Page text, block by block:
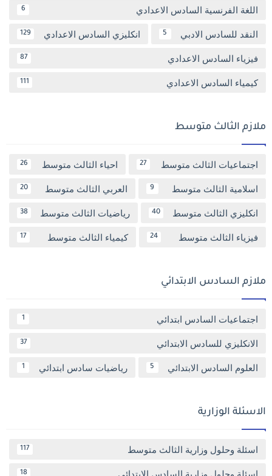
اللغة الفرنسية السادس الاعدادي 6
النقد للسادس الادبي 5 انكليزي السادس الاعدادي 129
فيزياء السادس الاعدادي 87
كيمياء السادس الاعدادي 111
ملازم الثالث متوسط
اجتماعيات الثالث متوسط 27 احياء الثالث متوسط 26
اسلامية الثالث متوسط 9 العربي الثالث متوسط 20
انكليزي الثالث متوسط 40 رياضيات الثالث متوسط 38
فيزياء الثالث متوسط 24 كيمياء الثالث متوسط 17
ملازم السادس الابتدائي
اجتماعيات السادس ابتدائي 1
الانكليزي للسادس الابتدائي 37
العلوم السادس الابتدائي 5 رياضيات سادس ابتدائي 1
الاسئلة الوزارية
اسئلة وحلول وزارية الثالث متوسط 117
اسئلة وحلول وزارية السادس الابتدائي 18